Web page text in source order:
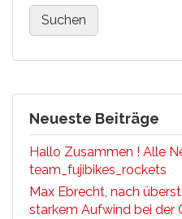
Neueste Beiträge
Hallo Zusammen ! Alle
team_fujibikes_rockets
Max Ebrecht, nach
starkem Aufwind bei der